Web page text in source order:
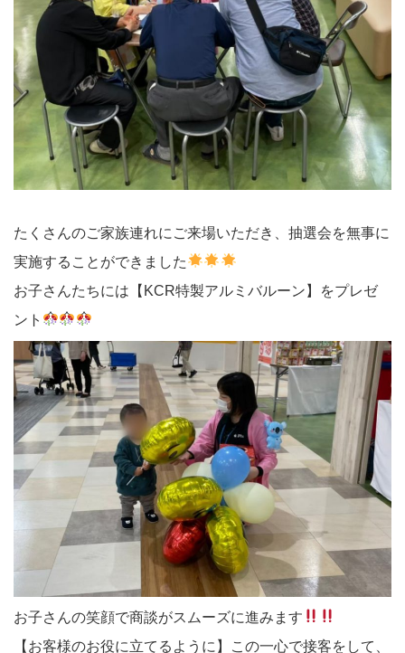
たくさんのご家族連れにご来場いただき、抽選会を無事に
実施することができました
お子さんたちには【KCR特製アルミバルーン】をプレゼ
ント
お子さんの笑顔で商談がスムーズに進みます
【お客様のお役に立てるように】この一心で接客をして、